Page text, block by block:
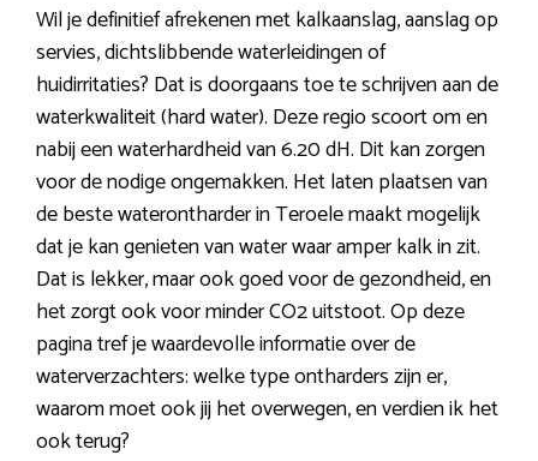
Wil je definitief afrekenen met kalkaanslag, aanslag op
servies, dichtslibbende waterleidingen of
huidirritaties? Dat is doorgaans toe te schrijven aan de
waterkwaliteit (hard water). Deze regio scoort om en
nabij een waterhardheid van 6.20 dH. Dit kan zorgen
voor de nodige ongemakken. Het laten plaatsen van
de beste waterontharder in Teroele maakt mogelijk
dat je kan genieten van water waar amper kalk in zit.
Dat is lekker, maar ook goed voor de gezondheid, en
het zorgt ook voor minder CO2 uitstoot. Op deze
pagina tref je waardevolle informatie over de
waterverzachters: welke type ontharders zijn er,
waarom moet ook jij het overwegen, en verdien ik het
ook terug?